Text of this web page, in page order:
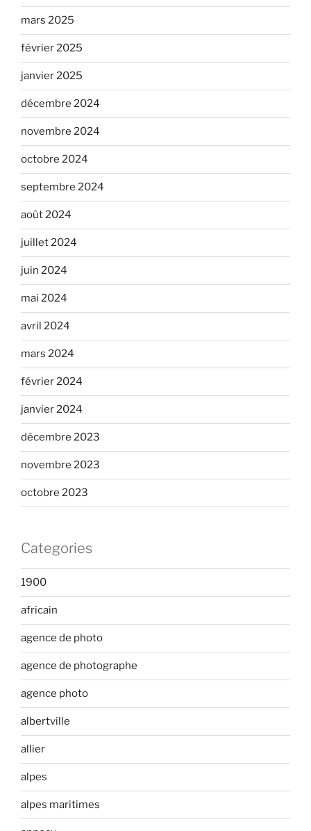
mars 2025
février 2025
janvier 2025
décembre 2024
novembre 2024
octobre 2024
septembre 2024
août 2024
juillet 2024
juin 2024
mai 2024
avril 2024
mars 2024
février 2024
janvier 2024
décembre 2023
novembre 2023
octobre 2023
Categories
1900
africain
agence de photo
agence de photographe
agence photo
albertville
allier
alpes
alpes maritimes